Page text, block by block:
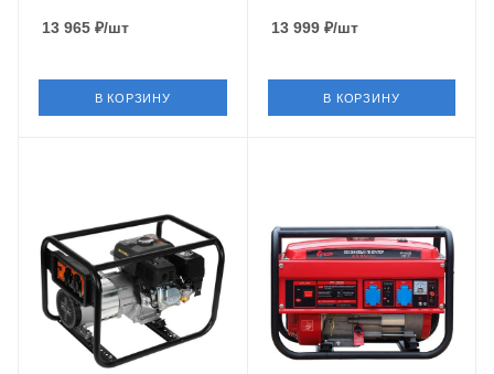
13 965 ₽/шт
В КОРЗИНУ
13 999₽/шт
В КОРЗИНУ
50 Гц 50 Гц